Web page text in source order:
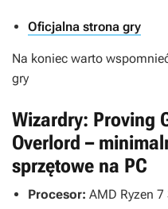
Oficjalna strona gry
Na koniec warto
gry
Wizardry: Proving
Overlord –
sprzętowe na PC
Procesor: AMD Ryzen 7